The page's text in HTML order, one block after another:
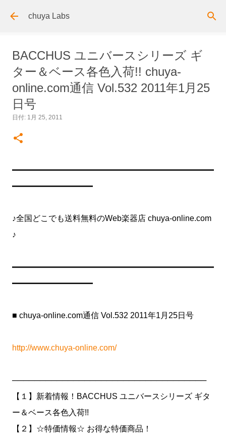
スキップしてメイン コンテンツに移動
chuya Labs
BACCHUS ユニバースシリーズ ギ
ター＆ベース各色入荷!! chuya-
online.com通信 Vol.532 2011年1月25
日号
日付: 1月 25, 2011
━━━━━━━━━━━━━━━━━━━━━━━━━
━━━━━━━━━━
♪全国どこでも送料無料のWeb楽器店 chuya-online.com
♪
━━━━━━━━━━━━━━━━━━━━━━━━━
━━━━━━━━━━
■ chuya-online.com通信 Vol.532 2011年1月25日号
http://www.chuya-online.com/
───────────────────────────────────
【１】新着情報！BACCHUS ユニバースシリーズ ギタ
ー＆ベース各色入荷!!
【２】☆特価情報☆ お得な特価商品！